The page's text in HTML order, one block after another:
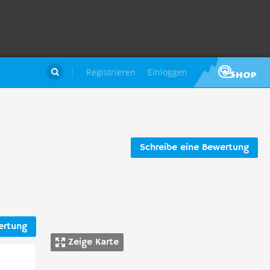
Registrieren Einloggen

Schreibe eine Bewertung
Zeige Karte